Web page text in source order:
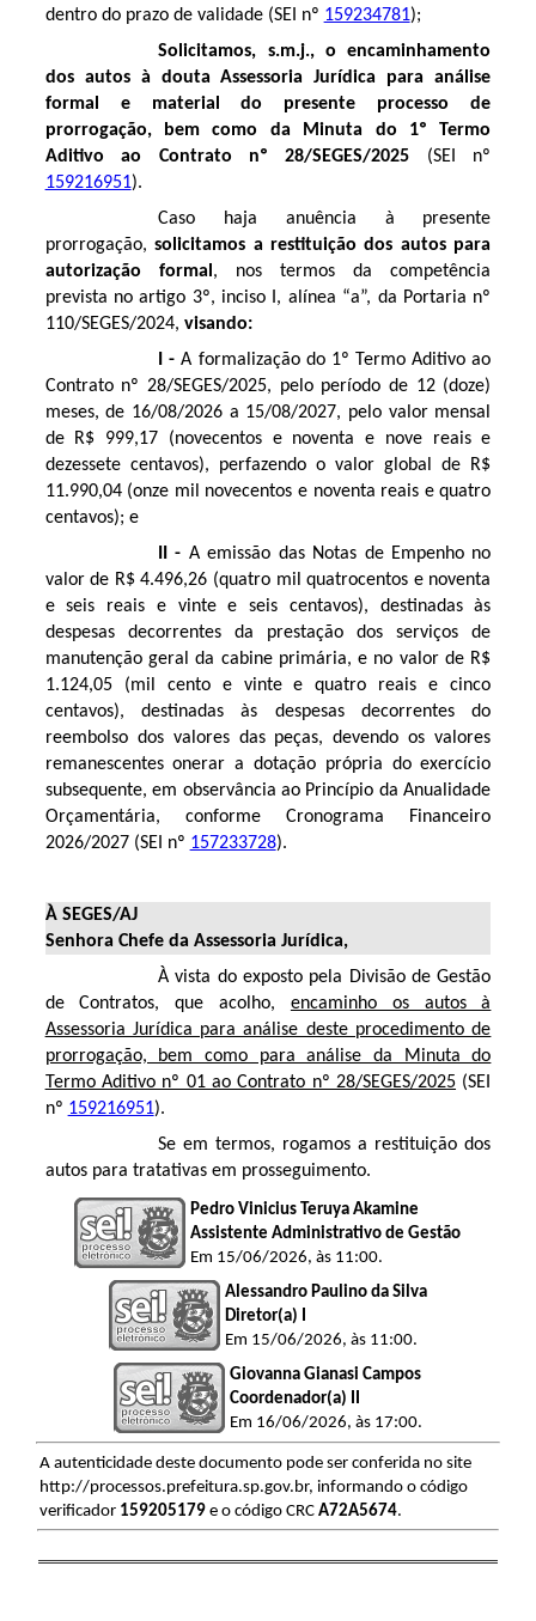
dentro do prazo de validade (SEI nº 159234781);
Solicitamos, s.m.j., o encaminhamento
dos autos à douta Assessoria Jurídica para análise
formal e material do presente processo de
prorrogação, bem como da Minuta do 1º Termo
Aditivo ao Contrato nº 28/SEGES/2025 (SEI nº
159216951).
Caso haja anuência à presente
prorrogação,solicitamos a restituição dos autos para
autorização formal , nos termos da competência
prevista no artigo 3º, inciso I, alínea “a”, da Portaria nº
110/SEGES/2024, visando:
I - A formalização do 1º Termo Aditivo ao
Contrato nº 28/SEGES/2025, pelo período de 12 (doze)
meses, de 16/08/2026 a 15/08/2027, pelo valor mensal
de R$ 999,17 (novecentos e noventa e nove reais e
dezessete centavos), perfazendo o valor global de R$
11.990,04 (onze mil novecentos e noventa reais e quatro
centavos); e
II - A emissão das Notas de Empenho no
valor de R$ 4.496,26 (quatro mil quatrocentos e noventa
e seis reais e vinte e seis centavos), destinadas às
despesas decorrentes da prestação dos serviços de
manutenção geral da cabine primária, e no valor de R$
1.124,05 (mil cento e vinte e quatro reais e cinco
centavos), destinadas às despesas decorrentes do
reembolso dos valores das peças, devendo os valores
remanescentes onerar a dotação própria do exercício
subsequente, em observância ao Princípio da Anualidade
Orçamentária, conforme Cronograma Financeiro
2026/2027 (SEI nº 157233728).
À SEGES/AJ
Senhora Chefe da Assessoria Jurídica,
À vista do exposto pela Divisão de Gestão
de Contratos, que acolho, encaminho os autos à
Assessoria Jurídica para análise deste procedimento de
prorrogação, bem como para análise da Minuta do
Termo Aditivo nº 01 ao Contrato nº 28/SEGES/2025 (SEI
nº 159216951).
Se em termos, rogamos a restituição dos
autos para tratativas em prosseguimento.
Pedro Vinicius Teruya Akamine
Assistente Administrativo de Gestão
Em 15/06/2026, às 11:00.
Alessandro Paulino da Silva
Diretor(a) I
Em 15/06/2026, às 11:00.
Giovanna Gianasi Campos
Coordenador(a) II
Em 16/06/2026, às 17:00.
A autenticidade deste documento pode ser conferida no site
http://processos.prefeitura.sp.gov.br, informando o código
verificador 159205179e o código CRC A72A5674.